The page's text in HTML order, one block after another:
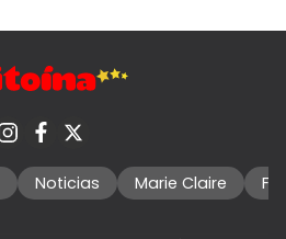
Noticias Marie Claire